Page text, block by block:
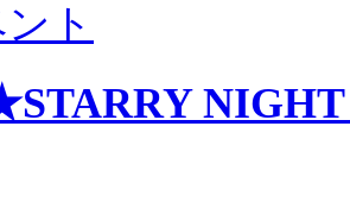
ト
NIGHT